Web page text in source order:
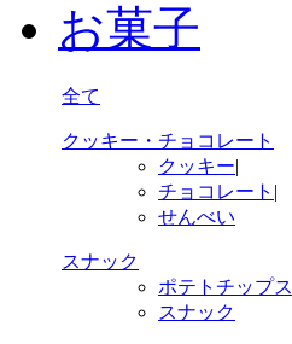
お菓子
全て
クッキー・チョコレート
クッキー|
チョコレート |
せんべい
スナック
ポテトチップス
スナック